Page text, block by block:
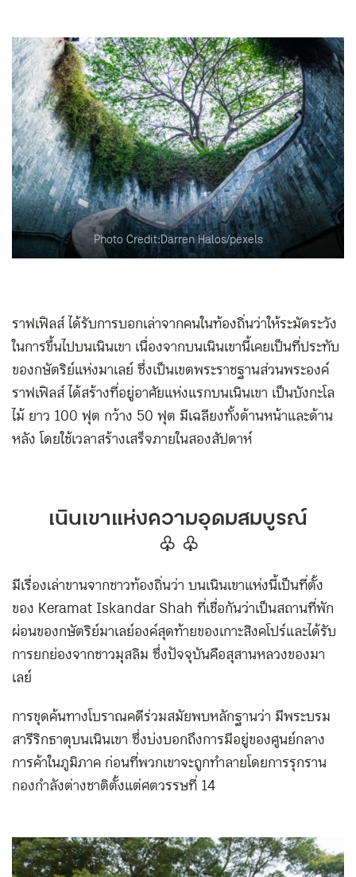
Photo Credit:Darren Halos/pexels
ราฟเฟิลส์ ได้รับการบอกเล่าจากคนในท้องถิ่นว่าให้ระมัดระวัง
ในการขึ้นไปบนเนินเขา เนื่องจากบนเนินเขานี้เคยเป็นที่ประทับ
ของกษัตริย์แห่งมาเลย์ ซึ่งเป็นเขตพระราชฐานส่วนพระองค์
ราฟเฟิลส์ ได้สร้างที่อยู่อาศัยแห่งแรกบนเนินเขา เป็นบังกะโล
ไม้ ยาว 100 ฟุต กว้าง 50 ฟุต มีเฉลียงทั้งด้านหน้าและด้าน
หลัง โดยใช้เวลาสร้างเสร็จภายในสองสัปดาห์
เนินเขาแห่งความอุดมสมบูรณ์
♧ ♧
มีเรื่องเล่าขานจากชาวท้องถิ่นว่า บนเนินเขาแห่งนี้เป็นที่ตั้ง
ของ Keramat Iskandar Shah ที่เชื่อกันว่าเป็นสถานที่พัก
ผ่อนของกษัตริย์มาเลย์องค์สุดท้ายของเกาะสิงคโปร์และได้รับ
การยกย่องจากชาวมุสลิม ซึ่งปัจจุบันคือสุสานหลวงของมา
เลย์
การขุดค้นทางโบราณคดีร่วมสมัยพบหลักฐานว่า มีพระบรม
สารีริกธาตุบนเนินเขา ซึ่งบ่งบอกถึงการมีอยู่ของศูนย์กลาง
การค้าในภูมิภาค ก่อนที่พวกเขาจะถูกทำลายโดยการรุกราน
กองกำลังต่างชาติตั้งแต่ศตวรรษที่ 14